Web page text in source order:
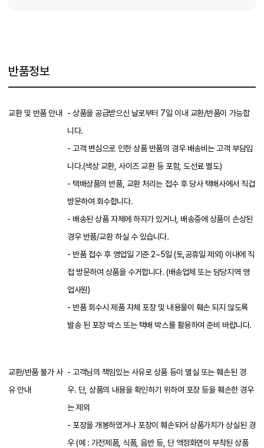
반품정보
교환 및 반품 안내
- 상품을 공급받으신 날로부터 7일 이내 교환/반품이 가능합
니다.
- 고객 변심으로 인한 상품 반품의 경우 배송비는 고객 부담입
니다.(색상 교환, 사이즈 교환 등 포함, 도선료 별도)
- 택배상품의 반품, 교환 처리는 접수 후 당사 택배사에서 직겁
방문하여 회수합니다.
- 배송된 상품 자체에 하자가 있거나, 배송중에 상품이 손상된
경우 반품/교환 하실 수 있습니다.
- 반품 접수 후 영업일 기준 2~5일 (토,공휴일 제외) 이내에 직
접 방문하여 상품을 수거합니다. (배송업체 또는 담당지역 영
업사원)
- 반품 회수시 제품 자체 포장 및 내용물이 훼손 되지 않도록
발송 된 포장 박스 또는 택배 박스를 활용하여 준비 바랍니다.
교환/반품 불가 사
유 안내
- 고객님의 책임있는 사유로 상품 등이 멸실 또는 훼손된 경
우. 단, 상품의 내용을 확인하기 위하여 포장 등을 훼손한 경우
는 제외
- 포장을 개봉하였거나 포장이 훼손되어 상품가치가 상실된 경
우 (예 : 가전제품, 식품, 음반 등, 단 액정화면이 부착된 상품